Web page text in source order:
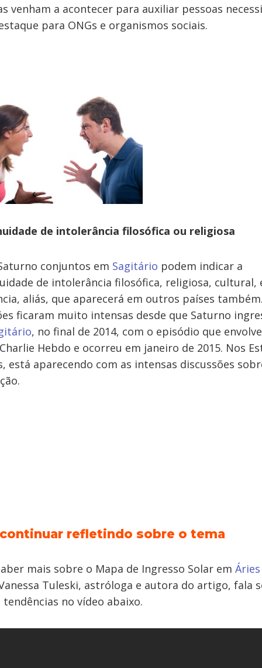
venham a acontecer para auxiliar pessoas
para ONGs e organismos sociais.
de intolerância filosófica ou religiosa
conjuntos em Sagitário podem indicar a
de intolerância filosófica, religiosa, cultural,
aliás, que aparecerá em outros países
ficaram muito intensas desde que Saturno
, no final de 2014, com o episódio que
Hebdo e ocorreu em janeiro de 2015. Nos
está aparecendo com as intensas discussões
continuar refletindo sobre o tema
mais sobre o Mapa de Ingresso Solar em Áries
Tuleski, astróloga e autora do artigo, fala
no vídeo abaixo.